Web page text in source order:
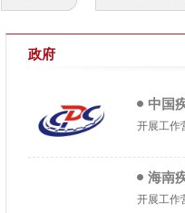
政府
中国
开展工作
海南
开展工作